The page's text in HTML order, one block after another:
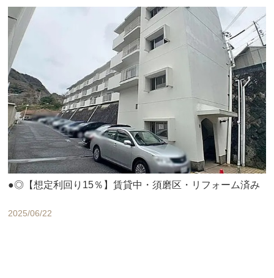
●◎【想定利回り15％】賃貸中・須磨区・リフォーム済み
2025/06/22